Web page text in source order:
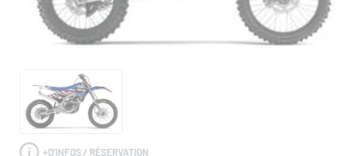
+D'INFOS / RÉSERVATION